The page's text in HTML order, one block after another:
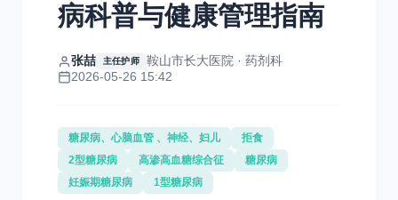
病科普与健康管理指南
张喆 主任护师
鞍山市长大医院 · 药剂科
2026-05-26 15:42
糖尿病、心脑血管 、神经、妇儿
拒食
2型糖尿病
高渗高血糖综合征
糖尿病
妊娠期糖尿病
1型糖尿病